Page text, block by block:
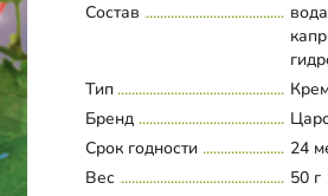
Состав
Тип
Бренд
Срок годности
24
Вес
50 г